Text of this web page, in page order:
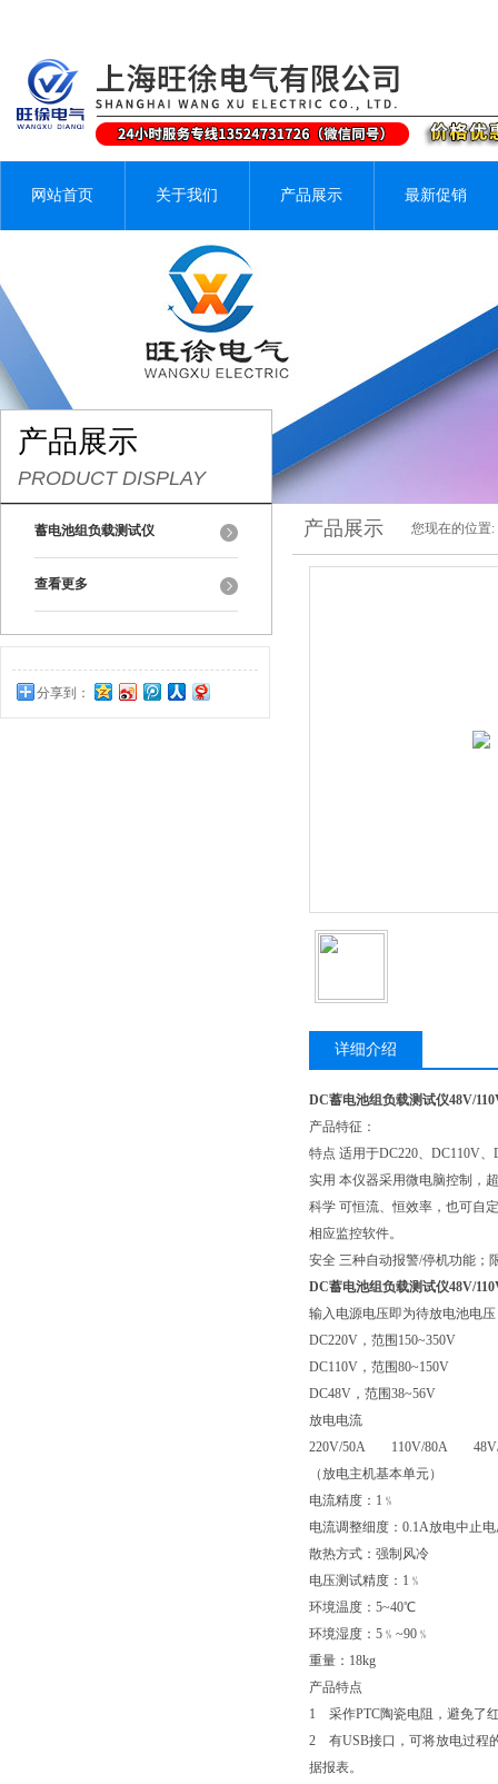
网站首页 关于我们 产品展示 最新促销
产品展示
PRODUCT DISPLAY
蓄电池组负载测试仪
查看更多
分享到：
0
产品展示 您现在的位置:
详细介绍
DC蓄电池组负载测试仪48V/
产品特征：
特点 适用于DC220、DC110V
实用 本仪器采用微电脑控制
科学 可恒流、恒效率，也可自
相应监控软件。
安全 三种自动报警/停机功能；
DC蓄电池组负载测试仪48V/
输入电源电压即为待放电池电
DC220V，范围150~350V
DC110V，范围80~150V
DC48V，范围38~56V
放电电流
220V/50A 110V/80A 48V/
（放电主机基本单元）
电流精度：1﹪
电流调整细度：0.1A放电中止
散热方式：强制风冷
电压测试精度：1﹪
环境温度：5~40℃
环境湿度：5﹪~90﹪
重量：18kg
产品特点
1 采作PTC陶瓷电阻，避免了
2 有USB接口，可将放电过程
据报表。